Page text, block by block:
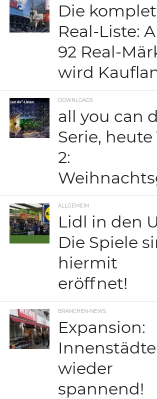
Die
Real-Liste:
92 Real-
wird
DOWNLOADS
all you can
Serie, heute
2:
ALLGEMEIN
Lidl in den
Die Spiele
hiermit
eröffnet!
BRANCHEN-NEWS
Expansion:
Innenstädte
wieder
spannend!